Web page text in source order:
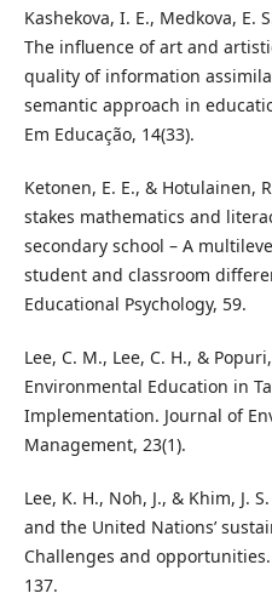
Kashekova, I. E., Medkova, E.
The influence of art and
quality of information
semantic approach in
Em Educação, 14(33).
Ketonen, E. E., & Hotulainen,
stakes mathematics and
secondary school – A
student and classroom
Educational Psychology, 59.
Lee, C. M., Lee, C. H., &
Environmental Education in
Implementation. Journal of
Management, 23(1).
Lee, K. H., Noh, J., & Khim, J.
and the United Nations’
Challenges and
137.